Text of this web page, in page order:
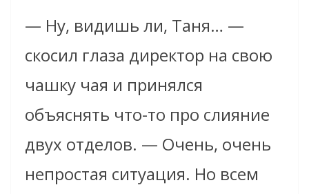
— Ну, видишь ли, Таня… —
скосил глаза директор на свою
чашку чая и принялся
объяснять что-то про слияние
двух отделов. — Очень, очень
непростая ситуация. Но всем